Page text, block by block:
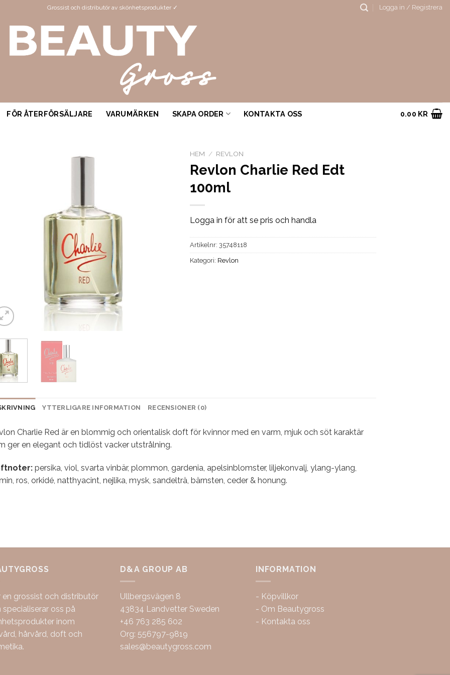
Grossist och distributör av skönhetsprodukter ✓ Logga in / Registrera
FÖR ÅTERFÖRSÄLJARE VARUMÄRKEN SKAPA ORDER KONTAKTA OSS 0.00 KR
HEM / REVLON
Revlon Charlie Red Edt
100ml
Logga in för att se pris och handla
Artikelnr:35748118
Kategori: Revlon
YTTERLIGARE INFORMATION RECENSIONER (0)
Charlie Red är en blommig och orientalisk doft för kvinnor med en varm, mjuk och söt karaktär
ger en elegant och tidlöst vacker utstrålning.
persika, viol, svarta vinbär, plommon, gardenia, apelsinblomster, liljekonvalj, ylang-ylang,
ros, orkidé, natthyacint, nejlika, mysk, sandelträ, bärnsten, ceder & honung.
en grossist och distributör
specialiserar oss på
inom
hårvård, doft och
D&A GROUP AB
Ullbergsvägen 8
43834 Landvetter Sweden
+46 763 285 602
Org: 556797-9819
sales@beautygross.com
INFORMATION
- Köpvillkor
- Om Beautygross
- Kontakta oss